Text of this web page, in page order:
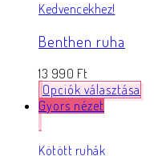
Kedvencekhez!
Benthen ruha
13 990 Ft
Opciók választása
Gyors nézet
Kötött ruhák